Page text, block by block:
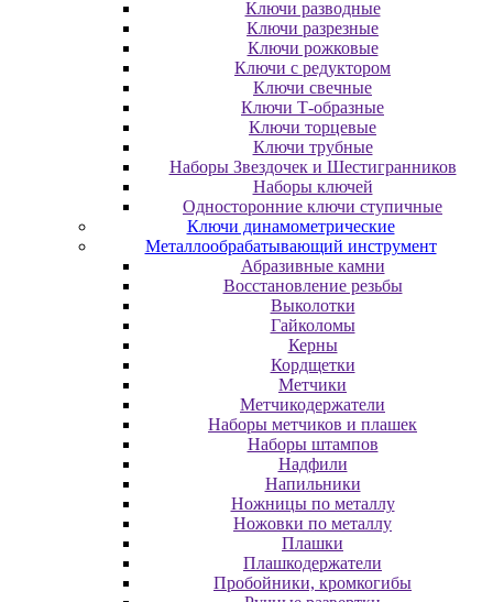
Ключи разводные
Ключи разрезные
Ключи рожковые
Ключи с редуктором
Ключи свечные
Ключи Т-образные
Ключи торцевые
Ключи трубные
Наборы Звездочек и Шестигранников
Наборы ключей
Односторонние ключи ступичные
Ключи динамометрические
Металлообрабатывающий инструмент
Абразивные камни
Восстановление резьбы
Выколотки
Гайколомы
Керны
Кордщетки
Метчики
Метчикодержатели
Наборы метчиков и плашек
Наборы штампов
Надфили
Напильники
Ножницы по металлу
Ножовки по металлу
Плашки
Плашкодержатели
Пробойники, кромкогибы